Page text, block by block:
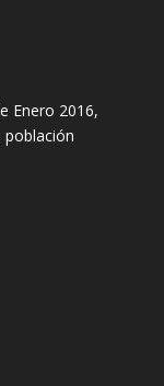
Enero 2016,